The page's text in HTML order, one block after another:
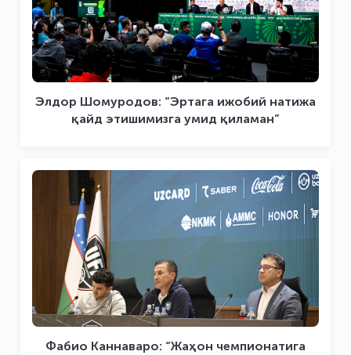
Элдор Шомуродов: “Эртага ижобий натижа
қайд этишимизга умид қиламан”
Фабио Каннаваро: “Жаҳон чемпионатига